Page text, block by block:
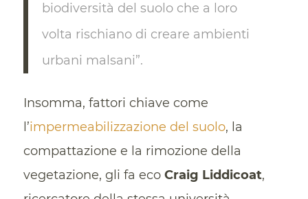
biodiversità del suolo che a loro
volta rischiano di creare ambienti
urbani malsani”.
Insomma, fattori chiave come
l’impermeabilizzazione del suolo, la
compattazione e la rimozione della
vegetazione, gli fa eco Craig Liddicoat,